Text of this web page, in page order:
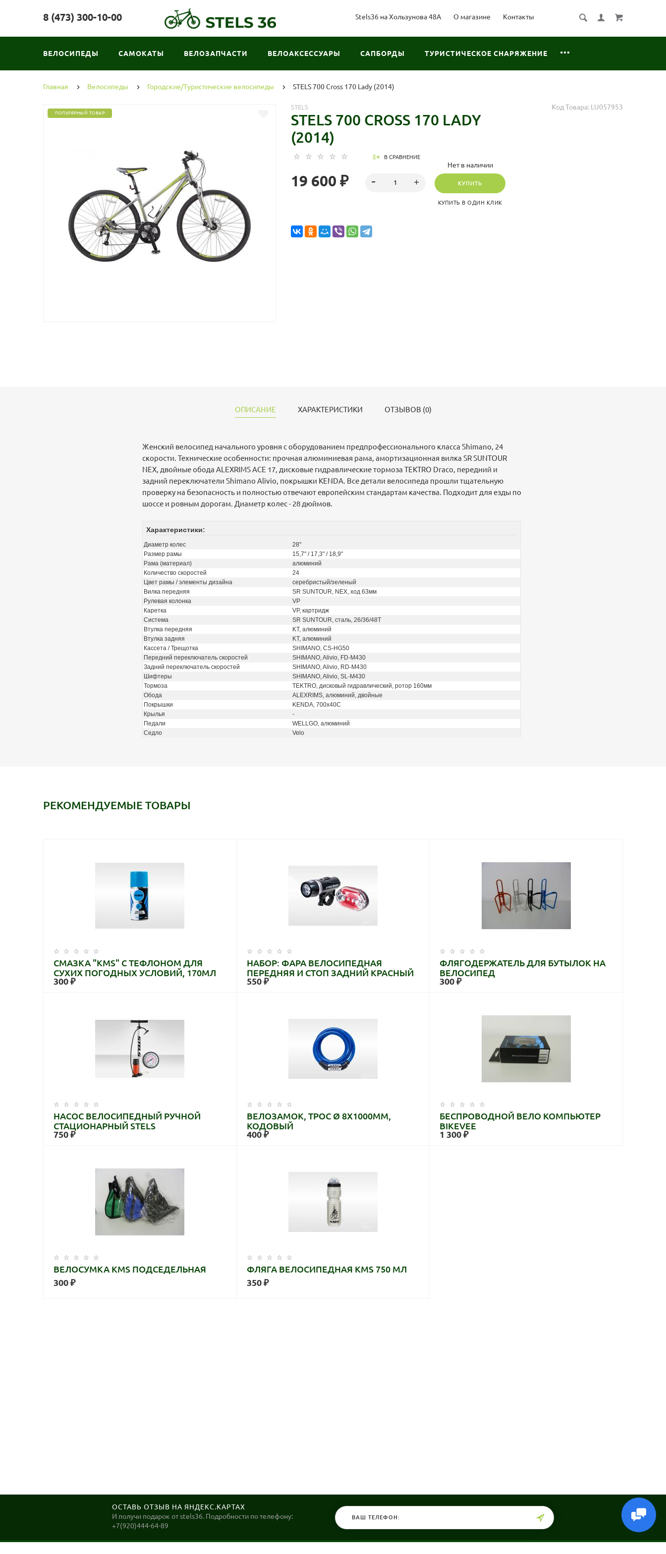
8 (473) 300-10-00 Stels36 на Хользунова 48А О магазине Контакты
ВЕЛОСИПЕДЫ САМОКАТЫ ВЕЛОЗАПЧАСТИ ВЕЛОАКСЕССУАРЫ САПБОРДЫ ТУРИСТИЧЕСКОЕ СНАРЯЖЕНИЕ
Главная Велосипеды Городские/Туристические велосипеды STELS 700 Cross 170 Lady (2014)
ПОПУЛЯРНЫЙ ТОВАР
Код Товара: LU057953
STELS
STELS 700 CROSS 170 LADY
(2014)
В СРАВНЕНИЕ
19 600 ₽
Нет в наличии
КУПИТЬ
КУПИТЬ В ОДИН КЛИК
ОПИСАНИЕ ХАРАКТЕРИСТИКИ ОТЗЫВОВ (0)
Женский велосипед начального уровня с оборудованием предпрофессионального класса Shimano, 24
скорости. Технические особенности: прочная алюминиевая рама, амортизационная вилка SR SUNTOUR
NEX, двойные обода ALEXRIMS ACE 17, дисковые гидравлические тормоза TEKTRO Draco, передний и
задний переключатели Shimano Alivio, покрышки KENDA. Все детали велосипеда прошли тщательную
проверку на безопасность и полностью отвечают европейским стандартам качества. Подходит для езды по
шоссе и ровным дорогам. Диаметр колес - 28 дюймов.
Характеристики:
Диаметр колес
28"
Размер рамы
15,7" / 17,3" / 18,9"
Рама (материал)
алюминий
Количество скоростей
24
Цвет рамы / элементы дизайна
серебристый/зеленый
Вилка передняя
SR SUNTOUR, NEX, ход 63мм
Рулевая колонка
VP
Каретка
VP, картридж
Система
SR SUNTOUR, сталь, 26/36/48T
Втулка передняя
KT, алюминий
Втулка задняя
KT, алюминий
Кассета / Трещотка
SHIMANO, CS-HG50
Передний переключатель скоростей
SHIMANO, Alivio, FD-M430
Задний переключатель скоростей
SHIMANO, Alivio, RD-M430
Шифтеры
SHIMANO, Alivio, SL-M430
Тормоза
TEKTRO, дисковый гидравлический, ротор 160мм
Обода
ALEXRIMS, алюминий, двойные
Покрышки
KENDA, 700x40C
Крылья
-
Педали
WELLGO, алюминий
Седло
Velo
РЕКОМЕНДУЕМЫЕ ТОВАРЫ
СМАЗКА "KMS" С ТЕФЛОНОМ ДЛЯ
СУХИХ ПОГОДНЫХ УСЛОВИЙ, 170МЛ
300 ₽
НАБОР: ФАРА ВЕЛОСИПЕДНАЯ
ПЕРЕДНЯЯ И СТОП ЗАДНИЙ КРАСНЫЙ
550 ₽
ФЛЯГОДЕРЖАТЕЛЬ ДЛЯ БУТЫЛОК НА
ВЕЛОСИПЕД
300 ₽
НАСОС ВЕЛОСИПЕДНЫЙ РУЧНОЙ
СТАЦИОНАРНЫЙ STELS
750 ₽
ВЕЛОЗАМОК, ТРОС Ø 8X1000ММ,
КОДОВЫЙ
400 ₽
БЕСПРОВОДНОЙ ВЕЛО КОМПЬЮТЕР
BIKEVEE
1 300 ₽
ВЕЛОСУМКА КМS ПОДСЕДЕЛЬНАЯ
300 ₽
ФЛЯГА ВЕЛОСИПЕДНАЯ KMS 750 МЛ
350 ₽
ОСТАВЬ ОТЗЫВ НА ЯНДЕКС.КАРТАХ
И получи подарок от stels36. Подробности по телефону:
+7(920)444-64-89